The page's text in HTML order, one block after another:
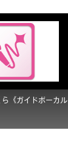
《ガイドボーカル